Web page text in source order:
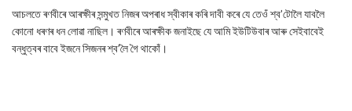
আচলতে ৰণবীৰে আৰক্ষীৰ সন্মুখত নিজৰ অপৰাধ স্বীকাৰ কৰি দাবী কৰে যে তেওঁ শ্ব’টোলৈ যাবলৈ
কোনো ধৰণৰ ধন লোৱা নাছিল। ৰণবীৰে আৰক্ষীক জনাইছে যে আমি ইউটিউবাৰ আৰু সেইবাবেই
বন্ধুত্বৰ বাবে ইজনে সিজনৰ শ্ব’লৈ গৈ থাকোঁ।